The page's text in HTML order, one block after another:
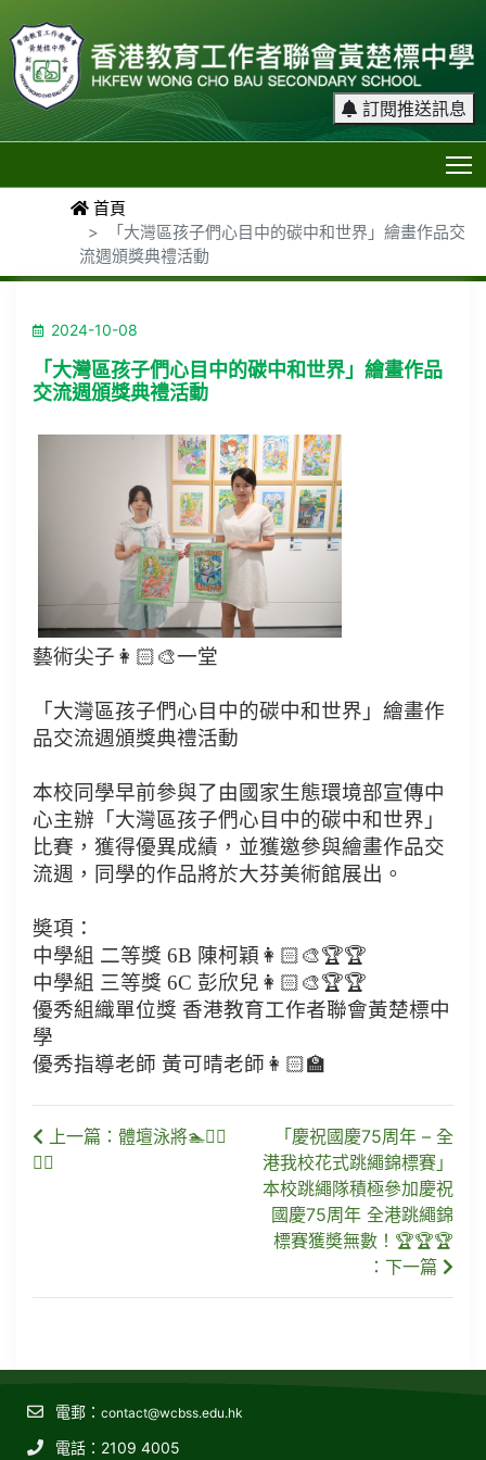
訂閱推送訊息
首頁
「大灣區孩子們心目中的碳中和世界」繪畫作品交
流週頒獎典禮活動
2024-10-08
「大灣區孩子們心目中的碳中和世界」繪畫作品
交流週頒獎典禮活動
藝術尖子👩🏻‍🎨一堂
「大灣區孩子們心目中的碳中和世界」繪畫作
品交流週頒獎典禮活動
本校同學早前參與了由國家生態環境部宣傳中
心主辦「大灣區孩子們心目中的碳中和世界」
比賽，獲得優異成績，並獲邀參與繪畫作品交
流週，同學的作品將於大芬美術館展出。
奬項：
中學組 二等獎 6B 陳柯穎👩🏻‍🎨🏆🏆
中學組 三等獎 6C 彭欣兒👩🏻‍🎨🏆🏆
優秀組織單位獎 香港教育工作者聯會黃楚標中
學
優秀指導老師 黃可晴老師👩🏻‍🏫
上一篇：體壇泳將🏊🏊‍♀
🏊‍♂
「慶祝國慶75周年 – 全
港我校花式跳繩錦標賽」
本校跳繩隊積極參加慶祝
國慶75周年 全港跳繩錦
標賽獲奬無數！🏆🏆🏆
：下一篇
電郵： contact@wcbss.edu.hk
電話：2109 4005